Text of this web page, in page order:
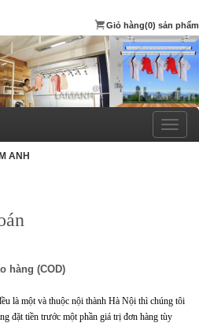
Giỏ hàng(0) sản phẩm
ANH
hàng (COD)
là một và thuộc nội thành Hà Nội thì chúng tôi
đặt tiền trước một phần giá trị đơn hàng tùy